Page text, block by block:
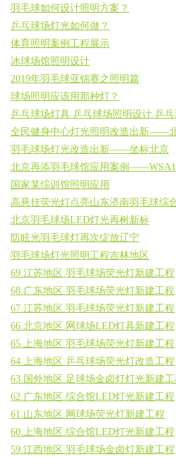
羽毛球如何设计照明方案？
乒乓球场灯光如何做？
体育照明案例工程展示
冰球场馆照明设计
2019年羽毛球亚锦赛之照明篇
球场照明应该用那种灯？
乒乓球场灯具 乒乓球场照明设计 乒
全民健身中心灯光照明改造出新——
羽毛球场灯光改造出新——坐标北京
北京再添羽毛球馆应用案例
国家某综训馆照明应用
高悬挂荧光灯点亮山东济南羽毛球综
北京羽毛球场LED灯光再树新标
防眩光羽毛球灯再次绽放辽宁
羽毛球场灯光照明工程吉林地区
69.江苏地区.羽毛球场荧光灯新建工程
68.广东地区.羽毛球场荧光灯新建工程
67.江苏地区.羽毛球场荧光灯新建工程
66.北京地区.网球场LED灯具新建工程
65.上海地区.羽毛球场荧光灯新建工程
64.上海地区.乒乓球场荧光灯改造工程
63.国外地区.足球场金卤灯灯光新建工
62.广东地区.综合馆LED灯光新建工程
61.山东地区.网球场荧光灯新建工程
60.上海地区.综合馆LED灯光新建工程
59.江西地区.羽毛球场金卤灯新建工程